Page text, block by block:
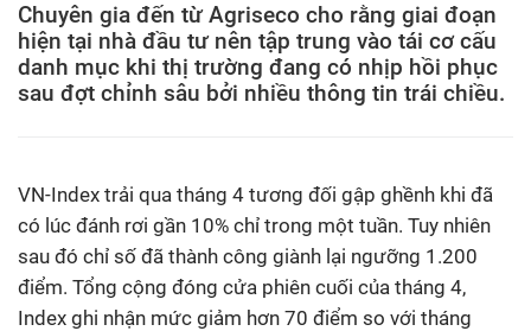
Chuyên gia đến từ Agriseco cho rằng giai đoạn
hiện tại nhà đầu tư nên tập trung vào tái cơ cấu
danh mục khi thị trường đang có nhịp hồi phục
sau đợt chỉnh sâu bởi nhiều thông tin trái chiều.
VN-Index trải qua tháng 4 tương đối gập ghềnh khi đã
có lúc đánh rơi gần 10% chỉ trong một tuần. Tuy nhiên
sau đó chỉ số đã thành công giành lại ngưỡng 1.200
điểm. Tổng cộng đóng cửa phiên cuối của tháng 4,
Index ghi nhận mức giảm hơn 70 điểm so với tháng